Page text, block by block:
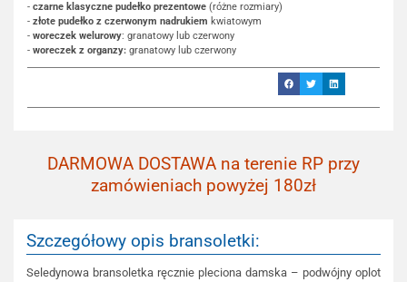
- czarne klasyczne pudełko prezentowe (różne rozmiary)
- złote pudełko z czerwonym nadrukiem kwiatowym
- woreczek welurowy: granatowy lub czerwony
- woreczek z organzy: granatowy lub czerwony
DARMOWA DOSTAWA na terenie RP przy
zamówieniach powyżej 180zł
Szczegółowy opis bransoletki:
Seledynowa bransoletka ręcznie pleciona damska – podwójny oplot